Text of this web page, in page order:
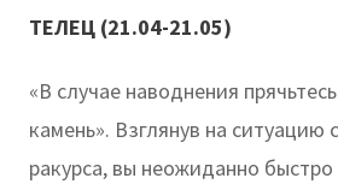
ТЕЛЕЦ (21.04-21.05)
«В случае наводнения
камень». Взглянув на ситуацию
ракурса, вы неожиданно